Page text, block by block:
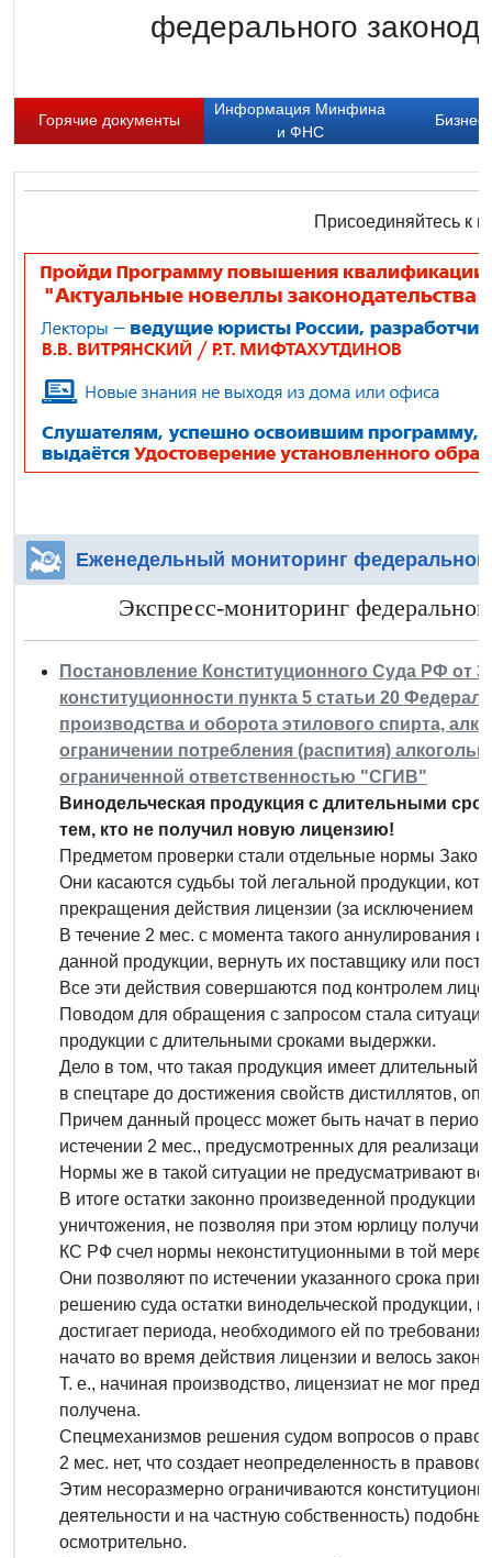
федерального
Горячие документы
Информация Минфина
и ФНС
Присоединяйтесь к
Еженедельный мониторинг
Экспресс-мониторинг
Постановление Конституционного Суда РФ от
конституционности пункта 5 статьи 20
производства и оборота этилового спирта,
ограничении потребления (распития)
ограниченной ответственностью "СГИВ"
Винодельческая продукция с длительными
тем, кто не получил новую лицензию!
Предметом проверки стали отдельные нормы
Они касаются судьбы той легальной продукции,
прекращения действия лицензии (за исключением
В течение 2 мес. с момента такого аннулирования
данной продукции, вернуть их поставщику или
Все эти действия совершаются под контролем
Поводом для обращения с запросом стала
продукции с длительными сроками выдержки.
Дело в том, что такая продукция имеет
в спецтаре до достижения свойств дистиллятов,
Причем данный процесс может быть начат в
истечении 2 мес., предусмотренных для реализации
Нормы же в такой ситуации не предусматривают
В итоге остатки законно произведенной
уничтожения, не позволяя при этом юрлицу
КС РФ счел нормы неконституционными в той мере,
Они позволяют по истечении указанного срока
решению суда остатки винодельческой продукции,
достигает периода, необходимого ей по
начато во время действия лицензии и велось
Т. е., начиная производство, лицензиат не мог
получена.
Спецмеханизмов решения судом вопросов о
2 мес. нет, что создает неопределенность в
Этим несоразмерно ограничиваются
деятельности и на частную собственность)
осмотрительно.